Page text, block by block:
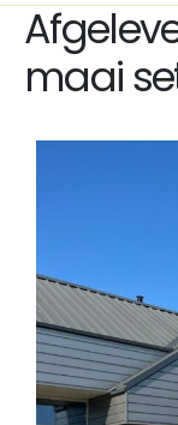
maai